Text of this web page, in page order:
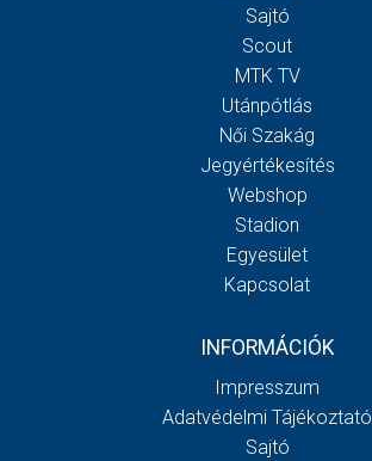
Sajtó
Scout
MTK TV
Utánpótlás
Női Szakág
Jegyértékesítés
Webshop
Stadion
Egyesület
Kapcsolat
INFORMÁCIÓK
Impresszum
Adatvédelmi Tájékoztató
Sajtó